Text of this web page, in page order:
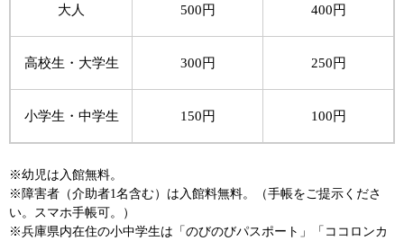
大人 500円 400円
高校生・大学生 300円 250円
小学生・中学生 150円 100円
※幼児は入館無料。
※障害者（介助者1名含む）は入館料無料。（手帳をご提示くださ
い。スマホ手帳可。）
※兵庫県内在住の小中学生は「のびのびパスポート」「ココロンカ